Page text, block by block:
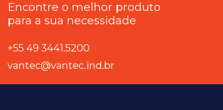
Encontre o melhor produto
para a sua necessidade
+55 49 3441.5200
vantec@vantec.ind.br